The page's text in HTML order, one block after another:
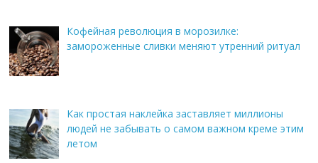
Кофейная революция в морозилке:
замороженные сливки меняют утренний ритуал
Как простая наклейка заставляет миллионы
людей не забывать о самом важном креме этим
летом